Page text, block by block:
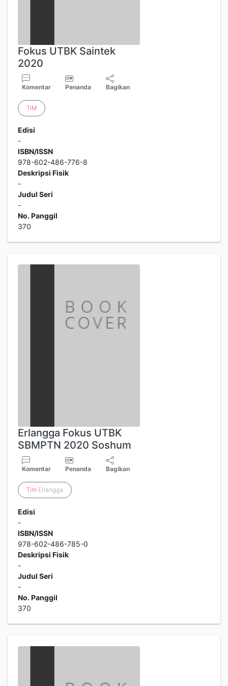
Fokus UTBK Saintek
2020
Komentar Penanda Bagikan
TIM
Edisi
-
ISBN/ISSN
978-602-486-776-8
Deskripsi Fisik
-
Judul Seri
-
No. Panggil
370
Erlangga Fokus UTBK
SBMPTN 2020 Soshum
Komentar Penanda Bagikan
Tim Erlangga
Edisi
-
ISBN/ISSN
978-602-486-785-0
Deskripsi Fisik
-
Judul Seri
-
No. Panggil
370